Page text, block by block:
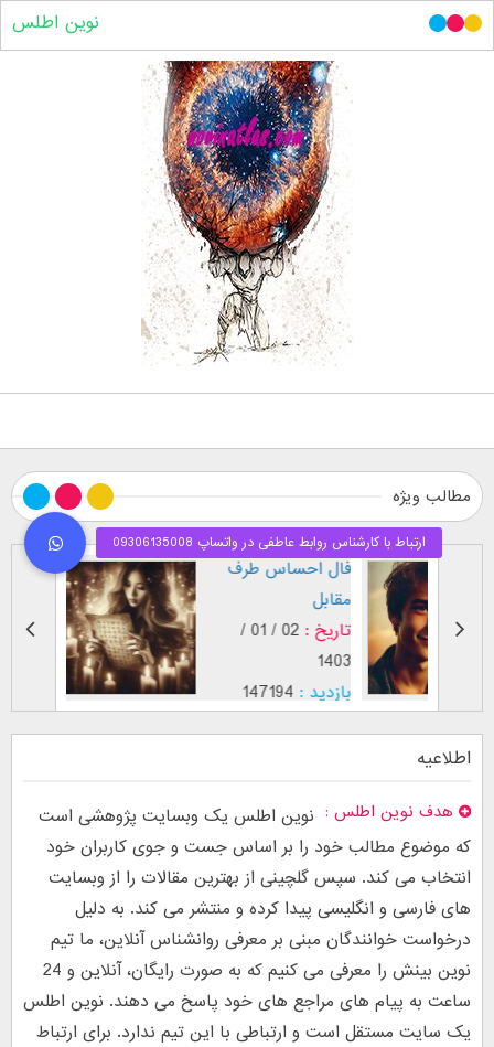
نوین اطلس
مطالب ویژه
فال
تاریخ :
طرز نگاه پسر عاشق (
بر اساس [...]
تاریخ :
29 / 12 /
1402
بازدید : 26760
اطلاعیه
هدف نوین اطلس
نوین اطلس یک وبسایت پژوهشی است
که موضوع مطالب خود را بر اساس جست و جوی کاربران خود
انتخاب می کند. سپس گلچینی از بهترین مقالات را از وبسایت
های فارسی و انگلیسی پیدا کرده و منتشر می کند. به دلیل
درخواست خوانندگان مبنی بر معرفی روانشناس آنلاین، ما تیم
نوین بینش را معرفی می کنیم که به صورت رایگان، آنلاین و 24
ساعت به پیام های مراجع های خود پاسخ می دهند. نوین اطلس
یک سایت مستقل است و ارتباطی با این تیم ندارد. برای ارتباط